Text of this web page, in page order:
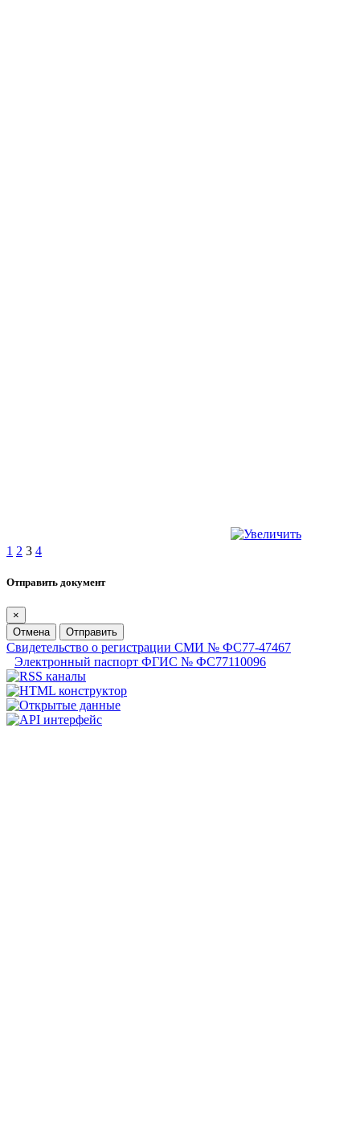
1 2 3 4
Отправить документ
×
Отмена
Отправить
Свидетельство о регистрации СМИ № ФС77-47467
Электронный паспорт ФГИС № ФС77110096